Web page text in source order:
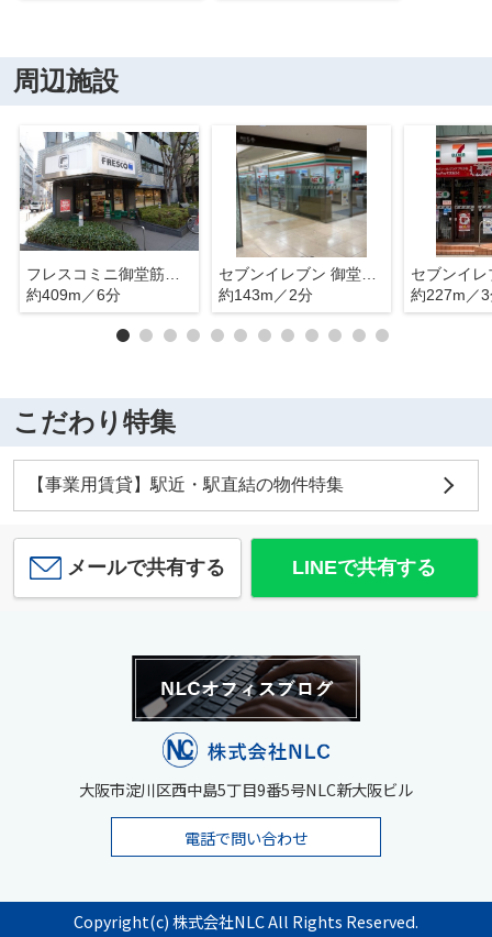
周辺施設
フレスコミニ御堂筋本町店
約409m／6分
セブンイレブン 御堂ビル店
約143m／2分
約227m／
こだわり特集
【事業用賃貸】駅近・駅直結の物件特集
メールで共有する LINEで共有する
大阪市淀川区西中島5丁目9番5号NLC新大阪ビル
電話で問い合わせ
Copyright(c) 株式会社NLC All Rights Reserved.